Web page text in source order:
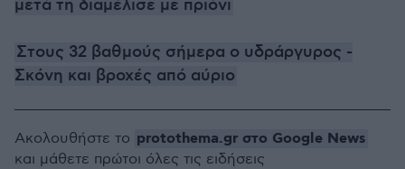
μετά τη διαμέλισε με πριόνι
Στους 32 βαθμούς σήμερα ο υδράργυρος -
Σκόνη και βροχές από αύριο
Ακολουθήστε το protothema.gr στο Google News
και μάθετε πρώτοι όλες τις ειδήσεις